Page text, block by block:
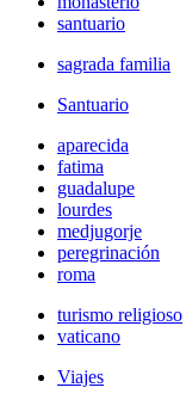
santuario
sagrada familia
Santuario
aparecida
fatima
guadalupe
lourdes
medjugorje
peregrinación
roma
turismo religioso
vaticano
Viajes